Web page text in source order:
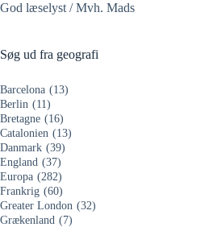
God læselyst / Mvh. Mads
Søg ud fra geografi
Barcelona (13)
Berlin (11)
Bretagne (16)
Catalonien (13)
Danmark (39)
England (37)
Europa (282)
Frankrig (60)
Greater London (32)
Grækenland (7)